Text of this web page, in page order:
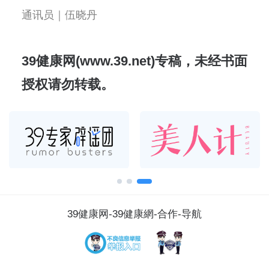
通讯员｜伍晓丹
39健康网(www.39.net)专稿，未经书面
授权请勿转载。
39健康网-39健康網-合作-导航